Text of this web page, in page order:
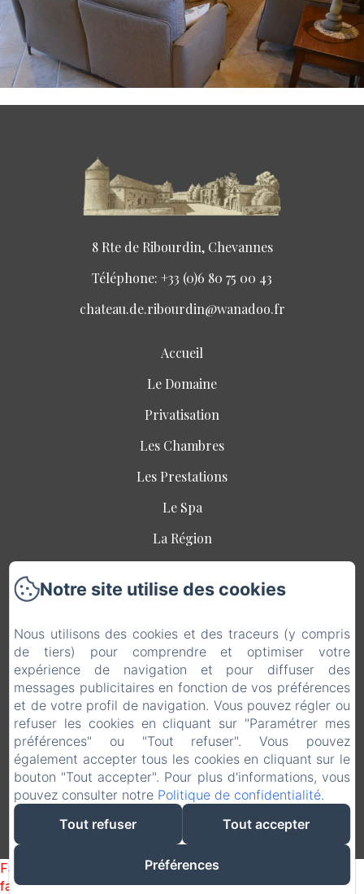
8 Rte de Ribourdin, Chevannes
Téléphone: +33 (0)6 80 75 00 43
chateau.de.ribourdin@wanadoo.fr
Accueil
Le Domaine
Privatisation
Les Chambres
Les Prestations
Le Spa
La Région
Offres Spéciales
Contact
Mentions légales
EN
FR
Conditions Générales de Vente
Failed to load BookingEngine/index: Loading chunk 1322
failed. (missing:
Notre site utilise des cookies
Nous utilisons des cookies et des traceurs (y compris
de tiers) pour comprendre et optimiser votre
expérience de navigation et pour diffuser des
messages publicitaires en fonction de vos préférences
et de votre profil de navigation. Vous pouvez régler ou
refuser les cookies en cliquant sur "Paramétrer mes
préférences" ou "Tout refuser". Vous pouvez
également accepter tous les cookies en cliquant sur le
bouton "Tout accepter". Pour plus d'informations, vous
pouvez consulter notre Politique de confidentialité.
Tout refuser
Tout accepter
Préférences